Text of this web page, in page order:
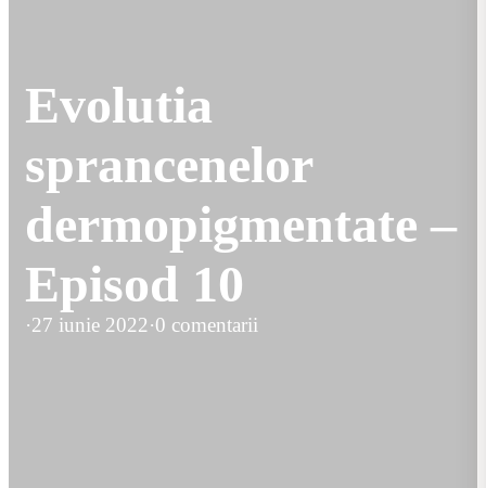
Evolutia
sprancenelor
dermopigmentate –
Episod 10
·27 iunie 2022·0 comentarii